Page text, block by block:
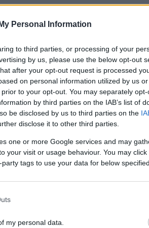
Personal Information
to third parties, or processing of your
by us, please use the below opt-out
after your opt-out request is processed
on personal information utilized by us
to your opt-out. You may separately
by third parties on the IAB’s list of
be disclosed by us to third parties on the
disclose it to other third parties.
one or more Google services and may
your visit or usage behaviour. You may
tags to use your data for below
my personal data.
αποτελεί έδρα της
με τις δυνάμεις
σφεντόνες και
η αστυνομία από την άλλη
άλλων μέσων.
a la Policía con el uso de
vallas de seguridad para